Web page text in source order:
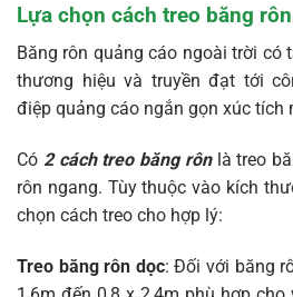
Lựa chọn cách treo băng
Băng rôn quảng cáo ngoài trời có
thương hiệu và truyền đạt tới
điệp quảng cáo ngắn gọn xúc tích
Có 2 cách treo băng rônlà treo
rôn ngang. Tùy thuộc vào kích
chọn cách treo cho hợp lý:
Treo băng rôn dọc: Đối với băng